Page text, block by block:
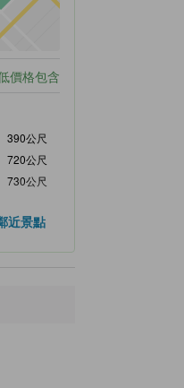
價格包含
390公尺
720公尺
730公尺
790公尺
近景點